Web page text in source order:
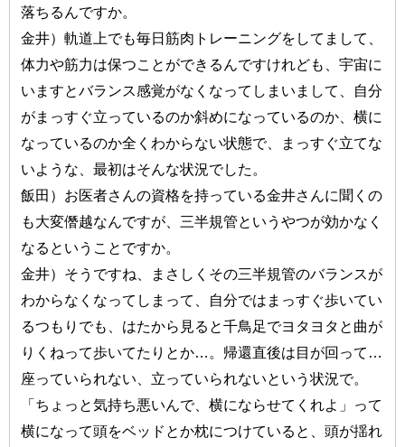
落ちるんですか。
金井）軌道上でも毎日筋肉トレーニングをしてまして、
体力や筋力は保つことができるんですけれども、宇宙に
いますとバランス感覚がなくなってしまいまして、自分
がまっすぐ立っているのか斜めになっているのか、横に
なっているのか全くわからない状態で、まっすぐ立てな
いような、最初はそんな状況でした。
飯田）お医者さんの資格を持っている金井さんに聞くの
も大変僭越なんですが、三半規管というやつが効かなく
なるということですか。
金井）そうですね、まさしくその三半規管のバランスが
わからなくなってしまって、自分ではまっすぐ歩いてい
るつもりでも、はたから見ると千鳥足でヨタヨタと曲が
りくねって歩いてたりとか…。帰還直後は目が回って…
座っていられない、立っていられないという状況で。
「ちょっと気持ち悪いんで、横にならせてくれよ」って
横になって頭をベッドとか枕につけていると、頭が揺れ